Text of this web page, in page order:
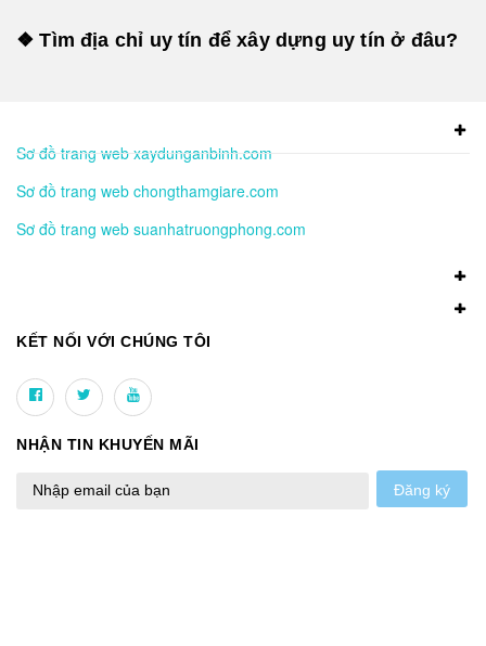
❖ Tìm địa chỉ uy tín để xây dựng uy tín ở đâu?
Sơ đồ trang web xaydunganbinh.com
Sơ đồ trang web chongthamgiare.com
Sơ đồ trang web suanhatruongphong.com
KẾT NỐI VỚI CHÚNG TÔI
NHẬN TIN KHUYẾN MÃI
Đăng ký